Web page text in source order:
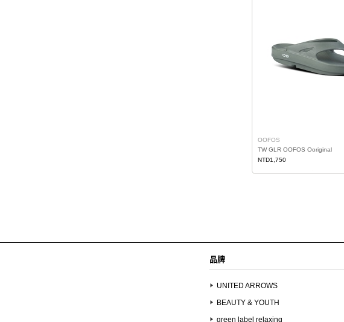
OOFOS
TW GLR OOFOS Ooriginal
NTD1,750
品牌
UNITED ARROWS
BEAUTY & YOUTH
green label relaxing